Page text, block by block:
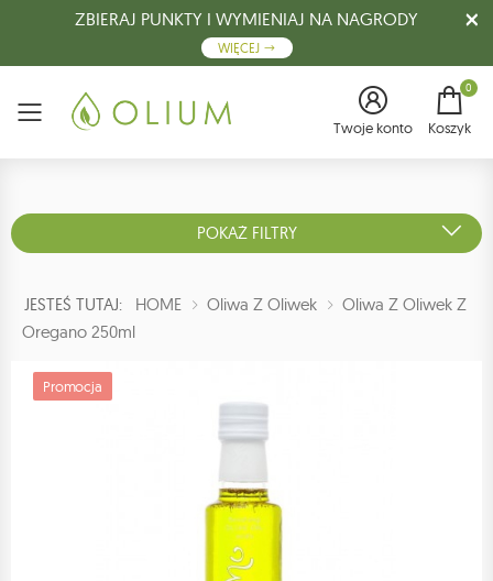
ZBIERAJ PUNKTY I WYMIENIAJ NA NAGRODY
WIĘCEJ
Menu Twoje konto
0
Koszyk
POKAŻ FILTRY
JESTEŚ TUTAJ: HOME Oliwa Z Oliwek
Oliwa Z Oliwek Z
Oregano 250ml
Promocja